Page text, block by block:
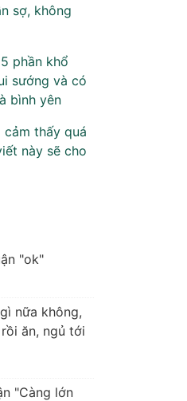
sợ, không
phần khổ
sướng và có
bình yên
cảm thấy quá
này sẽ cho
"ok"
nữa không,
ăn, ngủ tới
"Càng lớn